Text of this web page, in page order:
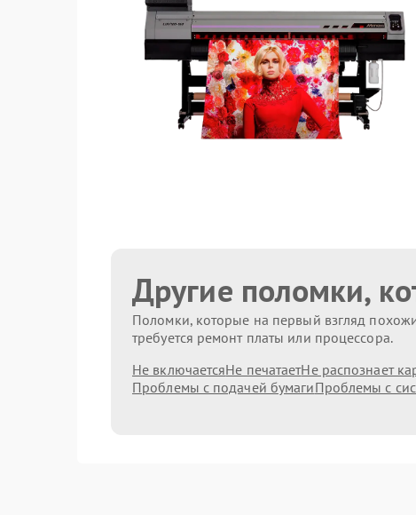
Другие поломки,
Поломки, которые на первый взгляд
требуется ремонт платы или процессора.
Не включаетсяНе печатаетНе распознает
Проблемы с подачей бумагиПроблемы с